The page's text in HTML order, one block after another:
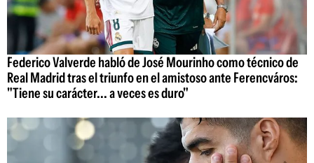
Federico Valverde habló de José Mourinho como técnico de
Real Madrid tras el triunfo en el amistoso ante Ferencváros:
"Tiene su carácter... a veces es duro"